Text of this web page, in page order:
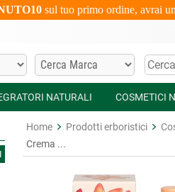
sul tuo primo ordine, avrai
NATURALI COSMETICI
Home Prodotti erboristici
Crema ...